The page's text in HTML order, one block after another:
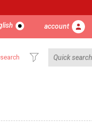
account